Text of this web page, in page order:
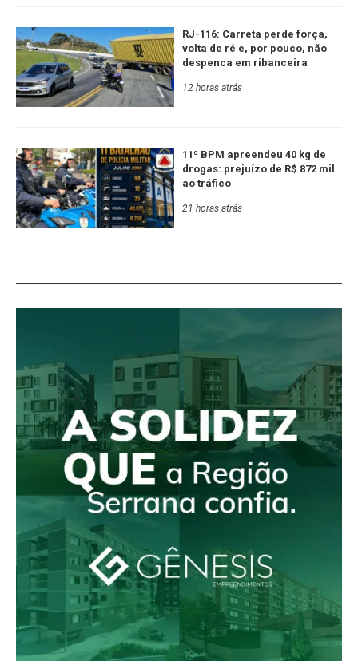
RJ-116: Carreta perde força,
volta de ré e, por pouco, não
despenca em ribanceira
12 horas atrás
11º BPM apreendeu 40 kg de
drogas: prejuízo de R$ 872 mil
ao tráfico
21 horas atrás